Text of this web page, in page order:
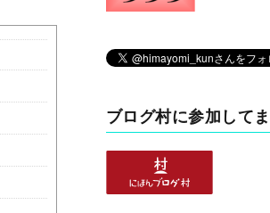
ブログ村に参加してま